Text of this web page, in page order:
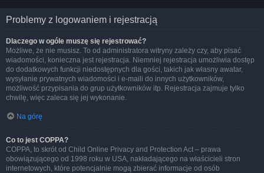
Problemy z logowaniem i rejestracją
Dlaczego w ogóle muszę się rejestrować?
Możliwe, że nie musisz. To od administratora witryny zależy czy, aby pisać
wiadomości, konieczna jest rejestracja. Niemniej rejestracja umożliwia dostęp
do dodatkowych funkcji niedostępnych dla gości, takich jak własny awatar,
wysyłanie prywatnych wiadomości i e-maili do innych użytkowników,
możliwość przypisania do grup użytkowników itp. Rejestracja zajmuje tylko
chwilę, więc zaleca się jej wykonanie.
Na górę
Co to jest COPPA?
COPPA, to skrót od Child Online Privacy and Protection Act – prawa
obowiązującego od 1998 roku w USA, nakładającego na właścicieli stron
internetowych, które potencjalnie mogą zbierać informacje od osób